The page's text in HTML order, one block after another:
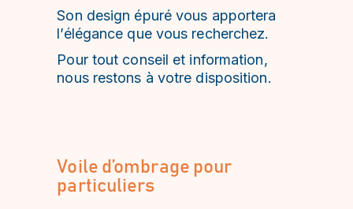
Son design épuré vous apportera
l’élégance que vous recherchez.
Pour tout conseil et information,
nous restons à votre disposition.
Voile d’ombrage pour
particuliers